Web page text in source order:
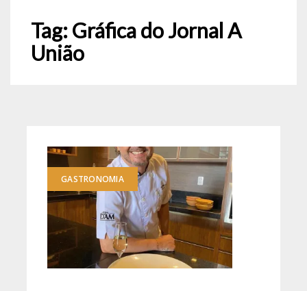
Tag:Gráfica do Jornal A
União
GASTRONOMIA